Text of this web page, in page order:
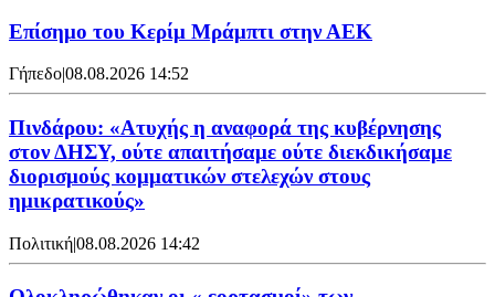
Επίσημο του Κερίμ Μράμπτι στην ΑΕK
Γήπεδο|08.08.2026 14:52
Πινδάρου: «Ατυχής η αναφορά της κυβέρνησης
στον ΔΗΣΥ, ούτε απαιτήσαμε ούτε διεκδικήσαμε
διορισμούς κομματικών στελεχών στους
ημικρατικούς»
Πολιτική|08.08.2026 14:42